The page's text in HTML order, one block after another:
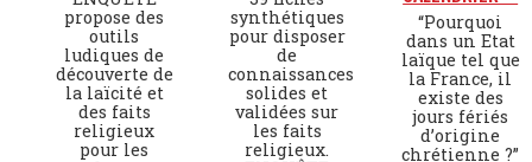
propose des
outils
ludiques de
découverte de
la laïcité et
des faits
religieux
pour les
synthétiques
pour disposer
de
connaissances
solides et
validées sur
les faits
religieux.
“Pourquoi
dans un Etat
laïque tel que
la France, il
existe des
jours fériés
d’origine
chrétienne ?”